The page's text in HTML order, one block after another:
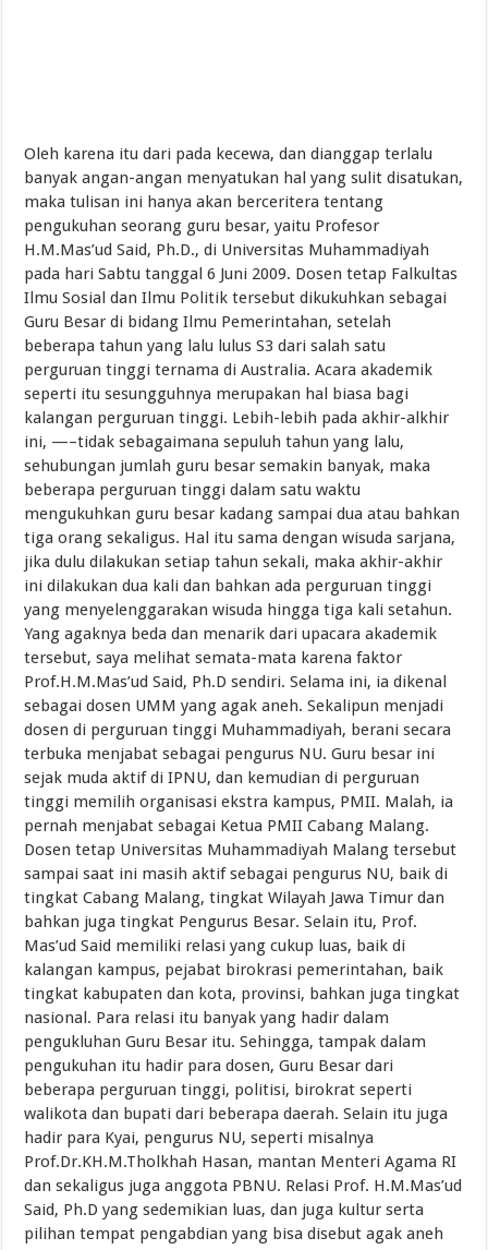
Oleh karena itu dari pada kecewa, dan dianggap terlalu
banyak angan-angan menyatukan hal yang sulit disatukan,
maka tulisan ini hanya akan berceritera tentang
pengukuhan seorang guru besar, yaitu Profesor
H.M.Mas’ud Said, Ph.D., di Universitas Muhammadiyah
pada hari Sabtu tanggal 6 Juni 2009. Dosen tetap Falkultas
Ilmu Sosial dan Ilmu Politik tersebut dikukuhkan sebagai
Guru Besar di bidang Ilmu Pemerintahan, setelah
beberapa tahun yang lalu lulus S3 dari salah satu
perguruan tinggi ternama di Australia. Acara akademik
seperti itu sesungguhnya merupakan hal biasa bagi
kalangan perguruan tinggi. Lebih-lebih pada akhir-alkhir
ini, —–tidak sebagaimana sepuluh tahun yang lalu,
sehubungan jumlah guru besar semakin banyak, maka
beberapa perguruan tinggi dalam satu waktu
mengukuhkan guru besar kadang sampai dua atau bahkan
tiga orang sekaligus. Hal itu sama dengan wisuda sarjana,
jika dulu dilakukan setiap tahun sekali, maka akhir-akhir
ini dilakukan dua kali dan bahkan ada perguruan tinggi
yang menyelenggarakan wisuda hingga tiga kali setahun.
Yang agaknya beda dan menarik dari upacara akademik
tersebut, saya melihat semata-mata karena faktor
Prof.H.M.Mas’ud Said, Ph.D sendiri. Selama ini, ia dikenal
sebagai dosen UMM yang agak aneh. Sekalipun menjadi
dosen di perguruan tinggi Muhammadiyah, berani secara
terbuka menjabat sebagai pengurus NU. Guru besar ini
sejak muda aktif di IPNU, dan kemudian di perguruan
tinggi memilih organisasi ekstra kampus, PMII. Malah, ia
pernah menjabat sebagai Ketua PMII Cabang Malang.
Dosen tetap Universitas Muhammadiyah Malang tersebut
sampai saat ini masih aktif sebagai pengurus NU, baik di
tingkat Cabang Malang, tingkat Wilayah Jawa Timur dan
bahkan juga tingkat Pengurus Besar. Selain itu, Prof.
Mas’ud Said memiliki relasi yang cukup luas, baik di
kalangan kampus, pejabat birokrasi pemerintahan, baik
tingkat kabupaten dan kota, provinsi, bahkan juga tingkat
nasional. Para relasi itu banyak yang hadir dalam
pengukluhan Guru Besar itu. Sehingga, tampak dalam
pengukuhan itu hadir para dosen, Guru Besar dari
beberapa perguruan tinggi, politisi, birokrat seperti
walikota dan bupati dari beberapa daerah. Selain itu juga
hadir para Kyai, pengurus NU, seperti misalnya
Prof.Dr.KH.M.Tholkhah Hasan, mantan Menteri Agama RI
dan sekaligus juga anggota PBNU. Relasi Prof. H.M.Mas’ud
Said, Ph.D yang sedemikian luas, dan juga kultur serta
pilihan tempat pengabdian yang bisa disebut agak aneh